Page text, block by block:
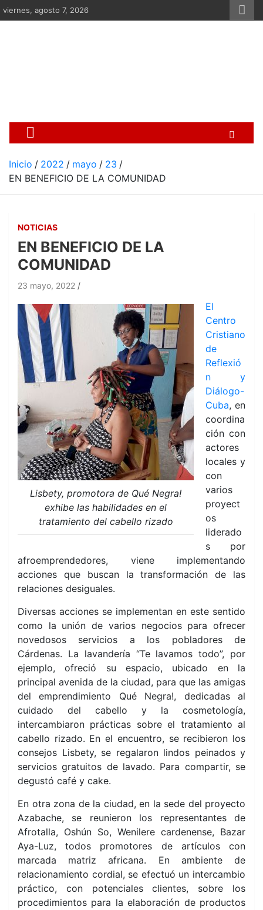
Saltar
al
viernes, agosto 7, 2026
Inicio 2022 mayo
23
EN BENEFICIO DE LA COMUNIDAD
NOTICIAS
EN BENEFICIO DE LA
COMUNIDAD
23 mayo, 2022
Lisbety, promotora de Qué Negra!
exhibe las habilidades en el
tratamiento del cabello rizado
El
Centro
Cristiano
de
Reflexió
n y
Diálogo-
Cuba, en
coordina
ción con
actores
locales y
con
varios
proyect
os
liderado
s por
afroemprendedores, viene implementando
acciones que buscan la transformación de las
relaciones desiguales.
Diversas acciones se implementan en este sentido
como la unión de varios negocios para ofrecer
novedosos servicios a los pobladores de
Cárdenas. La lavandería “Te lavamos todo”, por
ejemplo, ofreció su espacio, ubicado en la
principal avenida de la ciudad, para que las amigas
del emprendimiento Qué Negra!, dedicadas al
cuidado del cabello y la cosmetología,
intercambiaron prácticas sobre el tratamiento al
cabello rizado. En el encuentro, se recibieron los
consejos Lisbety, se regalaron lindos peinados y
servicios gratuitos de lavado. Para compartir, se
degustó café y cake.
En otra zona de la ciudad, en la sede del proyecto
Azabache, se reunieron los representantes de
Afrotalla, Oshún So, Wenilere cardenense, Bazar
Aya-Luz, todos promotores de artículos con
marcada matriz africana. En ambiente de
relacionamiento cordial, se efectuó un intercambio
práctico, con potenciales clientes, sobre los
procedimientos para la elaboración de productos